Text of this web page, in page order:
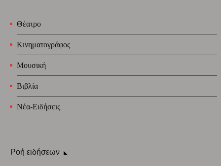
Θέατρο
Κινηματογράφος
Μουσική
Βιβλία
Νέα-Ειδήσεις
Ροή ειδήσεων